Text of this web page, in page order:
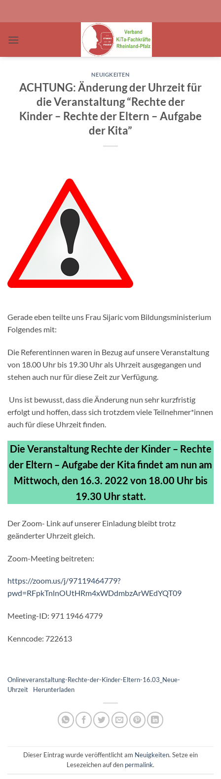
NEUIGKEITEN
ACHTUNG: Änderung der Uhrzeit für
die Veranstaltung “Rechte der
Kinder – Rechte der Eltern – Aufgabe
der Kita”
Gerade eben teilte uns Frau Sijaric vom Bildungsministerium
Folgendes mit:
Die Referentinnen waren in Bezug auf unsere Veranstaltung
von 18.00 Uhr bis 19.30 Uhr als Uhrzeit ausgegangen und
stehen auch nur für diese Zeit zur Verfügung.
Uns ist bewusst, dass die Änderung nun sehr kurzfristig
erfolgt und hoffen, dass sich trotzdem viele Teilnehmer*innen
auch für diese Uhrzeit finden.
Die Veranstaltung Rechte der Kinder – Rechte
der Eltern – Aufgabe der Kita findet am nun am
Mittwoch, den 16.3. 2022 von 18.00 Uhr bis
19.30 Uhr statt.
Der Zoom- Link auf unserer Einladung bleibt trotz
geänderter Uhrzeit gleich.
Zoom-Meeting beitreten:
https://zoom.us/j/97119464779?
pwd=RFpkTnlnOUtHRm4xWDdmbzArWEdYQT09
Meeting-ID: 971 1946 4779
Kenncode: 722613
Onlineveranstaltung-Rechte-der-Kinder-Eltern-16.03_Neue-
Uhrzeit
Herunterladen
Dieser Eintrag wurde veröffentlicht am Neuigkeiten. Setze ein
Lesezeichen auf den permalink.